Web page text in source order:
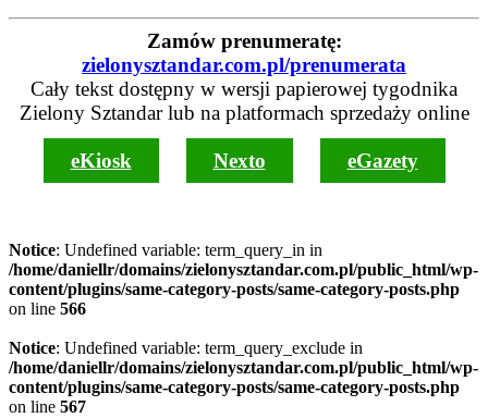
Zamów prenumeratę:
zielonysztandar.com.pl/prenumerata
Cały tekst dostępny w wersji papierowej tygodnika
Zielony Sztandar lub na platformach sprzedaży online
eKiosk Nexto eGazety
Notice: Undefined variable: term_query_in in
/home/daniellr/domains/zielonysztandar.com.pl/public_html/wp-
content/plugins/same-category-posts/same-category-posts.php
on line 566
Notice: Undefined variable: term_query_exclude in
/home/daniellr/domains/zielonysztandar.com.pl/public_html/wp-
content/plugins/same-category-posts/same-category-posts.php
on line 567